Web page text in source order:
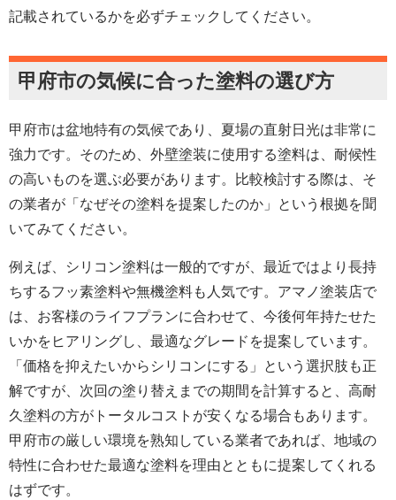
記載されているかを必ずチェックしてください。
甲府市の気候に合った塗料の選び方
甲府市は盆地特有の気候であり、夏場の直射日光は非常に
強力です。そのため、外壁塗装に使用する塗料は、耐候性
の高いものを選ぶ必要があります。比較検討する際は、そ
の業者が「なぜその塗料を提案したのか」という根拠を聞
いてみてください。
例えば、シリコン塗料は一般的ですが、最近ではより長持
ちするフッ素塗料や無機塗料も人気です。アマノ塗装店で
は、お客様のライフプランに合わせて、今後何年持たせた
いかをヒアリングし、最適なグレードを提案しています。
「価格を抑えたいからシリコンにする」という選択肢も正
解ですが、次回の塗り替えまでの期間を計算すると、高耐
久塗料の方がトータルコストが安くなる場合もあります。
甲府市の厳しい環境を熟知している業者であれば、地域の
特性に合わせた最適な塗料を理由とともに提案してくれる
はずです。